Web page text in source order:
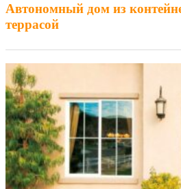
Автономный дом из
террасой